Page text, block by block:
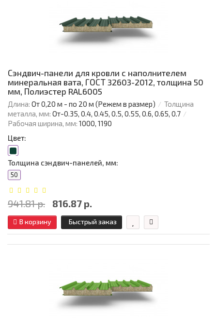
Сэндвич-панели для кровли с наполнителем
минеральная вата, ГОСТ 32603-2012, толщина 50
мм, Полиэстер RAL6005
Длина: От 0,20 м - по 20 м (Режем в размер)
Толщина
металла, мм: От-0.35, 0.4, 0.45, 0.5, 0.55, 0.6, 0.65, 0.7
Рабочая ширина, мм: 1000, 1190
Цвет:
Толщина сэндвич-панелей, мм:
50
941.81 р. 816.87 р.
В корзину Быстрый заказ